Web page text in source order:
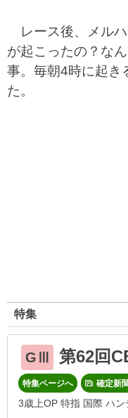
レース後、メル
が起こったの？な
事。毎朝4時に起き
た。
特集
GⅢ 第62回
特集ページへ 確定新
3歳上OP 特指 国際 ハ